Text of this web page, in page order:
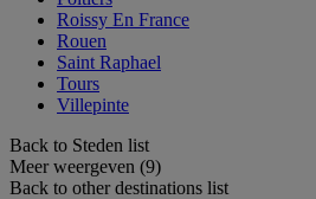
Roissy En France
Rouen
Saint Raphael
Tours
Villepinte
Back to Steden list
Meer weergeven (9)
Back to other destinations list